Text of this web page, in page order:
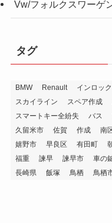
Vw/フォルクスワーゲ
タグ
BMW Renault インロック
スカイライン
スペア作成
スマートキー全紛失
バス
久留米市
佐賀 作成 南
嬉野市
早良区 有田町
福重
諫早 諫早市 車の
長崎県
飯塚 鳥栖 鳥栖